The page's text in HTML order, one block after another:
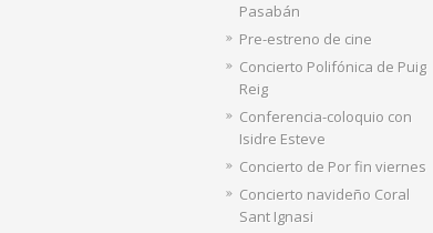
Pasabán
Pre-estreno de cine
Concierto Polifónica de Puig
Reig
Conferencia-coloquio con
Isidre Esteve
Concierto de Por fin viernes
Concierto navideño Coral
Sant Ignasi